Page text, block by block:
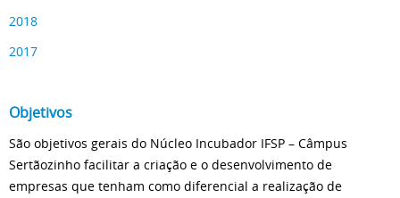
2018
2017
Objetivos
São objetivos gerais do Núcleo Incubador IFSP – Câmpus
Sertãozinho facilitar a criação e o desenvolvimento de
empresas que tenham como diferencial a realização de